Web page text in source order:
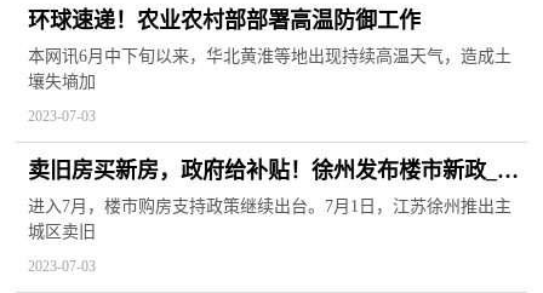
环球速递！农业农村部部署高温防御工作
本网讯6月中下旬以来，华北黄淮等地出现持续高温天气，造成土
壤失墒加
2023-07-03
卖旧房买新房，政府给补贴！徐州发布楼市新政_头
条
进入7月，楼市购房支持政策继续出台。7月1日，江苏徐州推出主
城区卖旧
2023-07-03